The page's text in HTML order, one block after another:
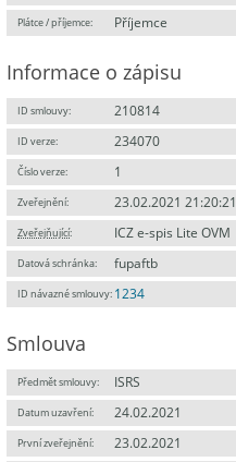
Plátce / příjemce: Příjemce
Informace o zápisu
ID smlouvy: 210814
ID verze: 234070
Číslo verze: 1
Zveřejnění: 23.02.2021 21:20:21
Zveřejňující: ICZ e-spis Lite OVM
Datová schránka: fupaftb
ID návazné smlouvy: 1234
Smlouva
Předmět smlouvy: ISRS
Datum uzavření: 24.02.2021
První zveřejnění: 23.02.2021